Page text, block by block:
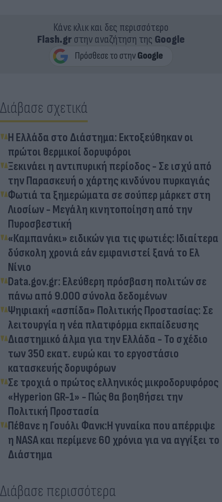
Κάνε κλικ και δες περισσότερο
Flash.grστην αναζήτηση της Google
Διάβασε σχετικά
Η Ελλάδα στο Διάστημα: Εκτοξεύθηκαν οι
πρώτοι θερμικοί δορυφόροι
Ξεκινάει η αντιπυρική περίοδος - Σε ισχύ από
την Παρασκευή ο χάρτης κινδύνου πυρκαγιάς
Φωτιά τα ξημερώματα σε σούπερ μάρκετ στη
Λιοσίων - Μεγάλη κινητοποίηση από την
Πυροσβεστική
«Καμπανάκι» ειδικών για τις φωτιές: Ιδιαίτερα
δύσκολη χρονιά εάν εμφανιστεί ξανά το Ελ
Νίνιο
Data.gov.gr: Ελεύθερη πρόσβαση πολιτών σε
πάνω από 9.000 σύνολα δεδομένων
Ψηφιακή «ασπίδα» Πολιτικής Προστασίας: Σε
λειτουργία η νέα πλατφόρμα εκπαίδευσης
Διαστημικό άλμα για την Ελλάδα - Το σχέδιο
των 350 εκατ. ευρώ και το εργοστάσιο
κατασκευής δορυφόρων
Σε τροχιά ο πρώτος ελληνικός μικροδορυφόρος
«Hyperion GR-1» - Πώς θα βοηθήσει την
Πολιτική Προστασία
Πέθανε η Γουόλι Φανκ:Η γυναίκα που απέρριψε
η NASA και περίμενε 60 χρόνια για να αγγίξει το
Διάστημα
Διάβασε περισσότερα